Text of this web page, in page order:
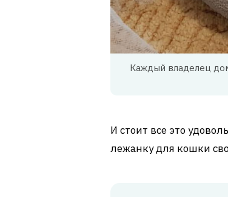
Каждый владелец
И стоит все это
лежанку для кошки